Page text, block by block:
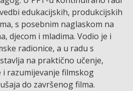
edukacijskih, produkcijskih
s posebnim naglaskom na
djecom i mladima. Vodio je i
radionice, a u radu s
na praktično učenje,
razumijevanje filmskog
do završenog filma.